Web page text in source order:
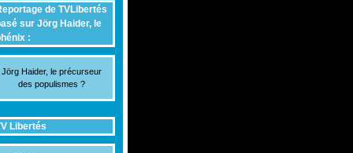
de TVLibertés
sur Jörg Haider, le
:
Jörg Haider, le précurseur
des populismes ?
Libertés